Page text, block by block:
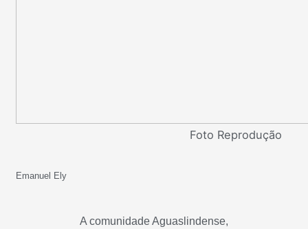
Foto Reprodução
Emanuel Ely
A comunidade Aguaslindense,